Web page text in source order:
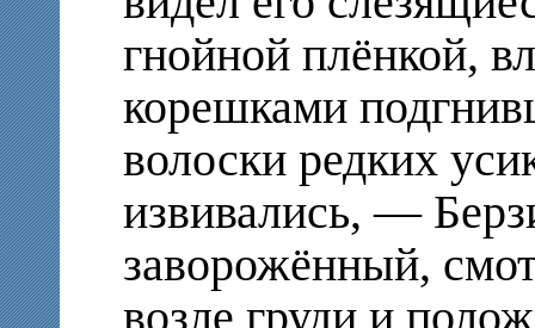
гнойной плёнкой,
корешками
волоски редких
извивались, —
заворожённый,